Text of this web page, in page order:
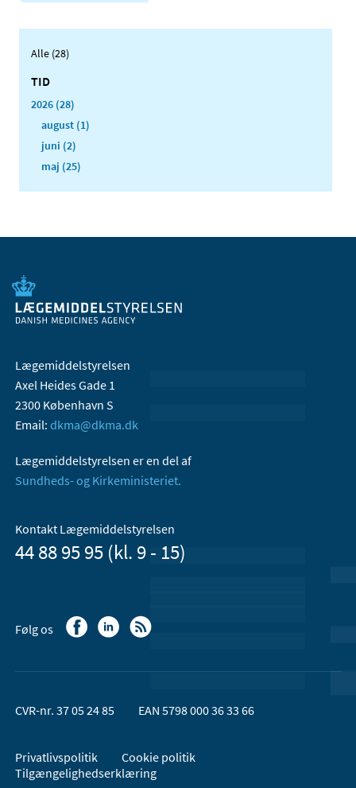
Alle (28)
TID
2026 (28)
august (1)
juni (2)
maj (25)
Lægemiddelstyrelsen
Axel Heides Gade 1
2300 København S
Email: dkma@dkma.dk
Lægemiddelstyrelsen er en del af
Sundheds- og Kirkeministeriet.
Kontakt Lægemiddelstyrelsen
44 88 95 95 (kl. 9 - 15)
Følg os
CVR-nr. 37 05 24 85 EAN 5798 000 36 33 66
Privatlivspolitik
Cookie politik
Tilgængelighedserklæring